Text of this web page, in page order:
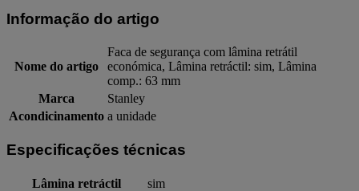
Informação do artigo
Nome do artigo
Faca de segurança com lâmina retrátil
económica, Lâmina retráctil: sim, Lâmina
comp.: 63 mm
Marca
Stanley
Acondicinamento a unidade
Especificações técnicas
Lâmina retráctil
sim